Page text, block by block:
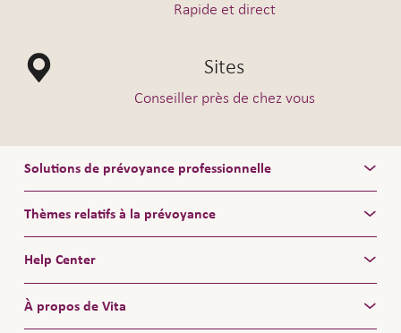
Rapide et direct
Sites
Conseiller près de chez vous
Solutions de prévoyance professionnelle
Thèmes relatifs à la prévoyance
Help Center
À propos de Vita